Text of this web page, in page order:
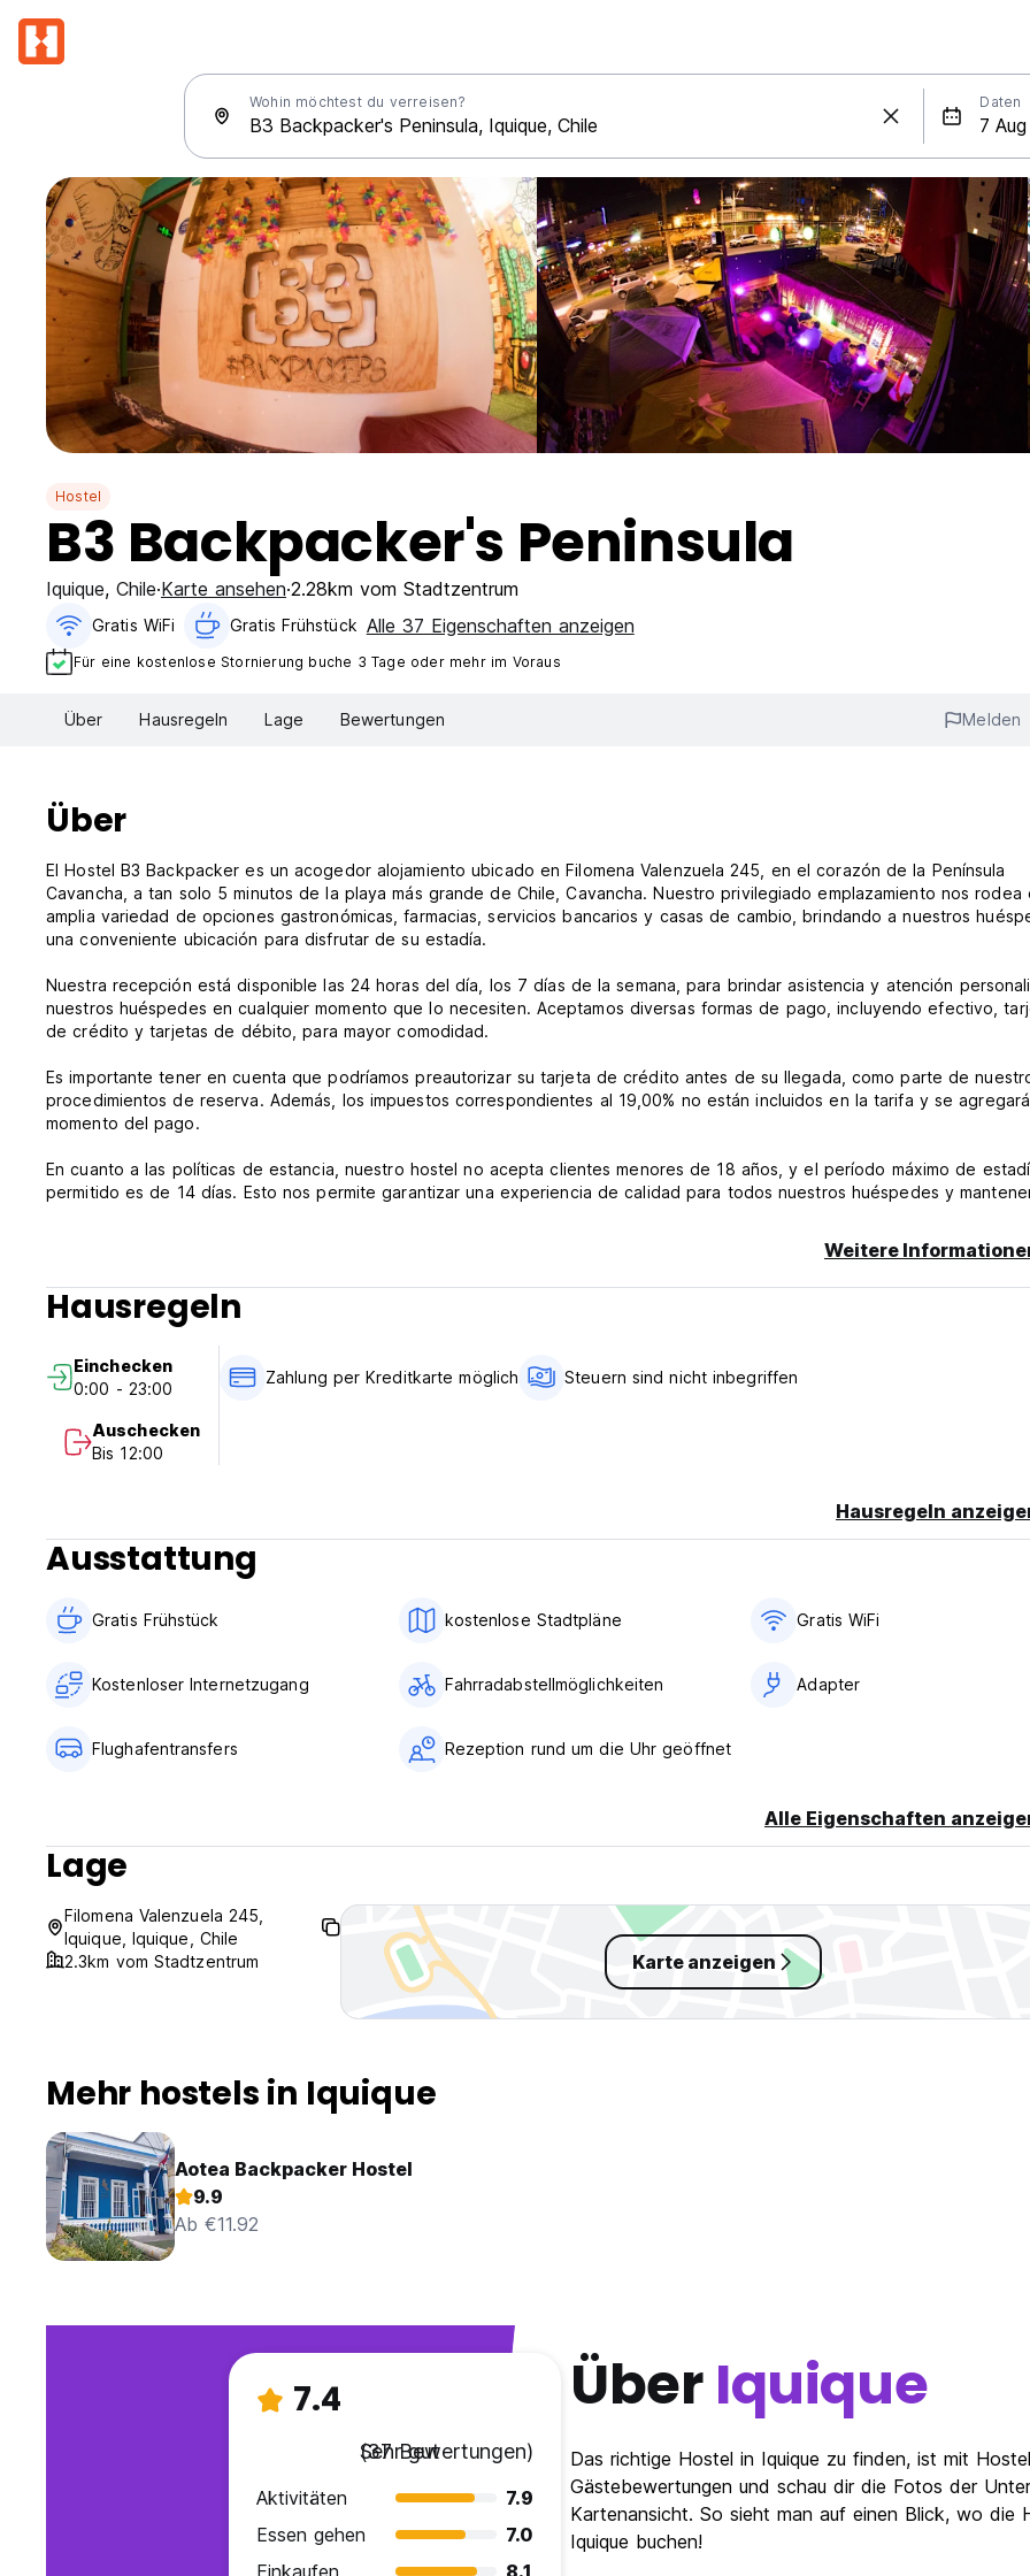
Wohin möchtest du verreisen? Daten
Hostel
B3 Backpacker's Peninsula
Iquique, Chile Karte ansehen 2.28km vom Stadtzentrum
Gratis WiFi Gratis Frühstück Alle 37 Eigenschaften anzeigen
Für eine kostenlose Stornierung buche 3 Tage oder mehr im Voraus
Über Hausregeln Lage Bewertungen Melden
Über
El Hostel B3 Backpacker es un acogedor alojamiento ubicado en Filomena Valenzuela 245, en el corazón de la Península
Cavancha, a tan solo 5 minutos de la playa más grande de Chile, Cavancha. Nuestro privilegiado emplazamiento nos rodea
amplia variedad de opciones gastronómicas, farmacias, servicios bancarios y casas de cambio, brindando a nuestros
una conveniente ubicación para disfrutar de su estadía.
Nuestra recepción está disponible las 24 horas del día, los 7 días de la semana, para brindar asistencia y atención
nuestros huéspedes en cualquier momento que lo necesiten. Aceptamos diversas formas de pago, incluyendo efectivo,
de crédito y tarjetas de débito, para mayor comodidad.
Es importante tener en cuenta que podríamos preautorizar su tarjeta de crédito antes de su llegada, como parte de
procedimientos de reserva. Además, los impuestos correspondientes al 19,00% no están incluidos en la tarifa y se
momento del pago.
En cuanto a las políticas de estancia, nuestro hostel no acepta clientes menores de 18 años, y el período máximo de
permitido es de 14 días. Esto nos permite garantizar una experiencia de calidad para todos nuestros huéspedes y
En resumen, el Hostel B3 Backpacker es el lugar ideal para aquellos viajeros que deseen disfrutar de la belleza de la
Cavancha y sus alrededores. Con una ubicación conveniente, atención las 24 horas, opciones de pago flexibles y políticas
estancia claras, nos esforzamos por brindar una experiencia acogedora y memorable a todos nuestros huéspedes.
Weitere
Hausregeln
Einchecken
0:00 - 23:00
Auschecken
Bis 12:00
Zahlung per Kreditkarte möglich Steuern sind nicht inbegriffen
Hausregeln
Ausstattung
Gratis Frühstück kostenlose Stadtpläne Gratis WiFi
Kostenloser Internetzugang Fahrradabstellmöglichkeiten Adapter
Flughafentransfers Rezeption rund um die Uhr geöffnet
Alle Eigenschaften
Lage
Filomena Valenzuela 245,
Iquique, Iquique, Chile
2.3km vom Stadtzentrum
Karte anzeigen
Mehr hostels in Iquique
Aotea Backpacker Hostel
9.9
Ab €11.92
7.4
Sehr gut
(37 Bewertungen)
Aktivitäten
7.9
Essen gehen
7.0
ÜberIquique
Das richtige Hostel in Iquique zu finden, ist mit
Gästebewertungen und schau dir die Fotos der
Kartenansicht. So sieht man auf einen Blick, wo die
Iquique buchen!